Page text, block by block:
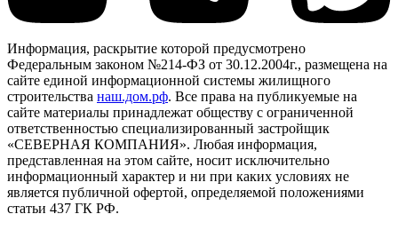
Информация, раскрытие которой предусмотрено
Федеральным законом №214-ФЗ от 30.12.2004г., размещена на
сайте единой информационной системы жилищного
строительства наш.дом.рф. Все права на публикуемые на
сайте материалы принадлежат обществу с ограниченной
ответственностью специализированный застройщик
«СЕВЕРНАЯ КОМПАНИЯ». Любая информация,
представленная на этом сайте, носит исключительно
информационный характер и ни при каких условиях не
является публичной офертой, определяемой положениями
статьи 437 ГК РФ.